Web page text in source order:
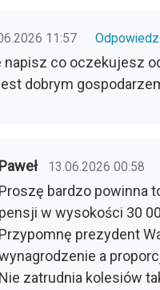
11:57 Odpowiedz
napisz co oczekujesz
dobrym
Paweł 13.06.2026 00:58
Proszę bardzo powinna
pensji w wysokości 30
Przypomnę prezydent
a
Nie zatrudnia kolesiów